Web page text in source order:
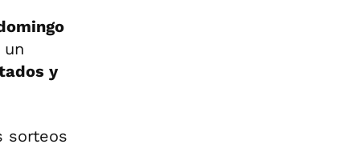
y
sorteos